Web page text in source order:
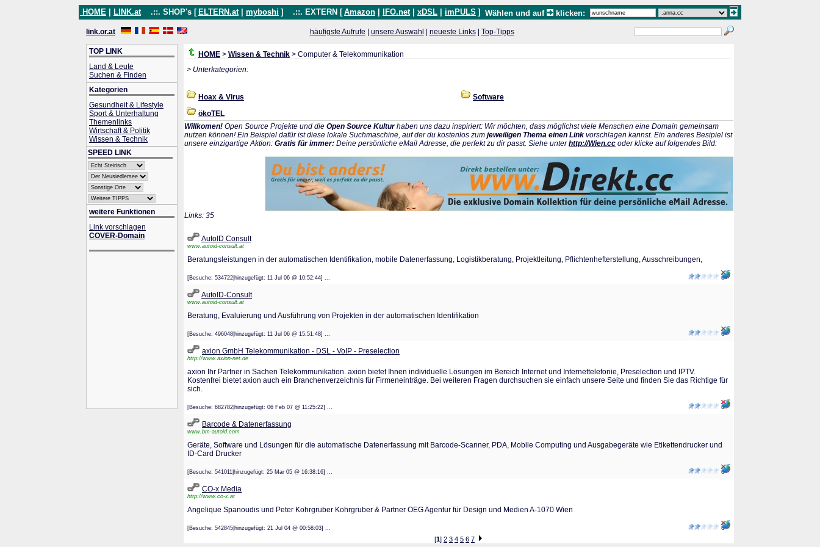
HOME LINK.at .::. SHOP's [ ELTERN.at myboshi ] .::. EXTERN [ Amazon IFO.net xDSL imPULS ] Wählen und auf klicken:
link.or.at häufigste Aufrufe unsere Auswahl neueste Links| Top-Tipps
TOP LINK
Land & Leute
Suchen & Finden
Kategorien
Gesundheit & Lifestyle
Sport & Unterhaltung
Themenlinks
Wirtschaft & Politik
Wissen & Technik
SPEED LINK
weitere Funktionen
Link vorschlagen
COVER-Domain
HOME > Wissen & Technik > Computer & Telekommunikation
> Unterkategorien:
Hoax & Virus
Software
ökoTEL
Willkomen! Open Source Projekte und die Open Source Kulturhaben uns dazu inspiriert: Wir möchten, dass möglichst viele Menschen eine Domain gemeinsam
nutzen können! Ein Beispiel dafür ist diese lokale Suchmaschine, auf der du kostenlos zum jeweiligen Thema einen Link vorschlagen kannst. Ein anderes Besipiel ist
unsere einzigartige Aktion: Gratis für immer: Deine persönliche eMail Adresse, die perfekt zu dir passt. Siehe unterhttp://Wien.cc oder klicke auf folgendes Bild:
Links: 35
AutoID Consult
www.autoid-consult.at
Beratungsleistungen in der automatischen Identifikation, mobile Datenerfassung, Logistikberatung, Projektleitung, Pflichtenhefterstellung, Ausschreibungen,
[Besuche: 534722|hinzugefügt: 11 Jul 06 @ 10:52:44] ...
AutoID-Consult
www.autoid-consult.at
Beratung, Evaluierung und Ausführung von Projekten in der automatischen Identifikation
[Besuche: 496048|hinzugefügt: 11 Jul 06 @ 15:51:48] ...
axion GmbH Telekommunikation - DSL - VoIP - Preselection
http://www.axion-net.de
axion Ihr Partner in Sachen Telekommunikation. axion bietet Ihnen individuelle Lösungen im Bereich Internet und Internettelefonie, Preselection und IPTV.
Kostenfrei bietet axion auch ein Branchenverzeichnis für Firmeneinträge. Bei weiteren Fragen durchsuchen sie einfach unsere Seite und finden Sie das Richtige für
sich.
[Besuche: 682782|hinzugefügt: 06 Feb 07 @ 11:25:22] ...
Barcode & Datenerfassung
www.bm-autoid.com
Geräte, Software und Lösungen für die automatische Datenerfassung mit Barcode-Scanner, PDA, Mobile Computing und Ausgabegeräte wie Etikettendrucker und
ID-Card Drucker
[Besuche: 541011|hinzugefügt: 25 Mar 05 @ 16:38:16] ...
CO-x Media
http://www.co-x.at
Angelique Spanoudis und Peter Kohrgruber Kohrgruber & Partner OEG Agentur für Design und Medien A-1070 Wien
[Besuche: 542845|hinzugefügt: 21 Jul 04 @ 00:58:03] ...
[1] 2 3 4 5 6 7